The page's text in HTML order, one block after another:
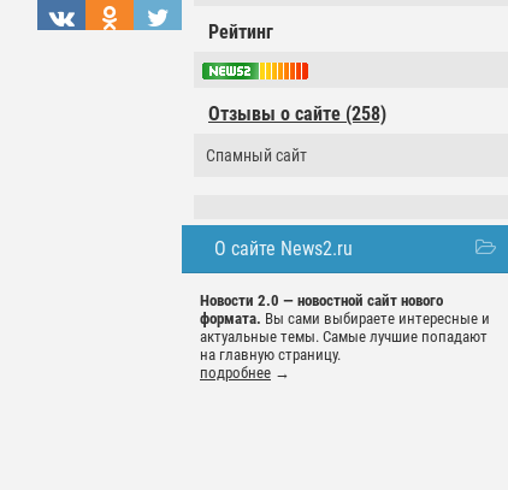
Рейтинг
Отзывы о сайте (258)
Спамный сайт
О сайте News2.ru
Новости 2.0 — новостной сайт нового
формата. Вы сами выбираете интересные и
актуальные темы. Самые лучшие попадают
на главную страницу.
подробнее →